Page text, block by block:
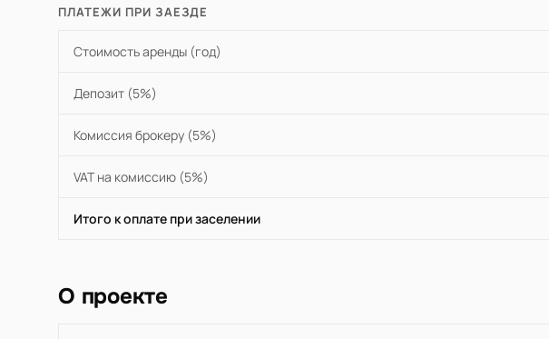
ПЛАТЕЖИ ПРИ ЗАЕЗДЕ
Стоимость аренды (год)
Депозит (5%)
Комиссия брокеру (5%)
VAT на комиссию (5%)
Итого к оплате при заселении
О проекте